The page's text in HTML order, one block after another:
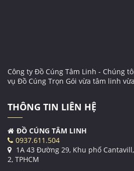
Công ty Đồ Cúng Tâm Linh - Chúng
vụ Đồ Cúng Trọn Gói vừa tâm linh
THÔNG TIN LIÊN HỆ
ĐỒ CÚNG TÂM LINH
0937.611.504
1A 43 Đường 29, Khu phố
2, TPHCM